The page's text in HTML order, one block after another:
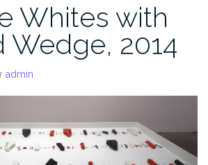
Whites with
Wedge, 2014
admin